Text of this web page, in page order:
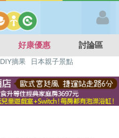
好康優惠 討論區
惠 台北親子餐廳
溫泉泡湯SPA